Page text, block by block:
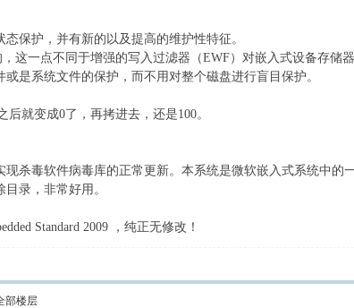
保护，并有新的以及提高的维护性特征。
这一点不同于增强的写入过滤器（EWF）对嵌入式设备存储
是系统文件的保护，而不用对整个磁盘进行盲目保护。
就变成0了，再拷进去，还是100。
杀毒软件病毒库的正常更新。本系统是微软嵌入式系统中的
录，非常好用。
Standard 2009 ，纯正无修改！
部楼层